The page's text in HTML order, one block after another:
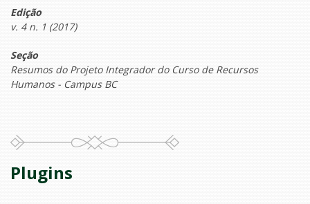
Edição
v. 4 n. 1 (2017)
Seção
Resumos do Projeto Integrador do Curso de Recursos
Humanos - Campus BC
Plugins